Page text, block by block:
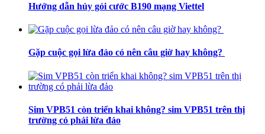
Hướng dẫn hủy gói cước B190 mạng Viettel
Gặp cuộc gọi lừa đảo có nên câu giờ hay không?
Sim VPB51 còn triển khai không? sim VPB51 trên thị
trường có phải lừa đảo